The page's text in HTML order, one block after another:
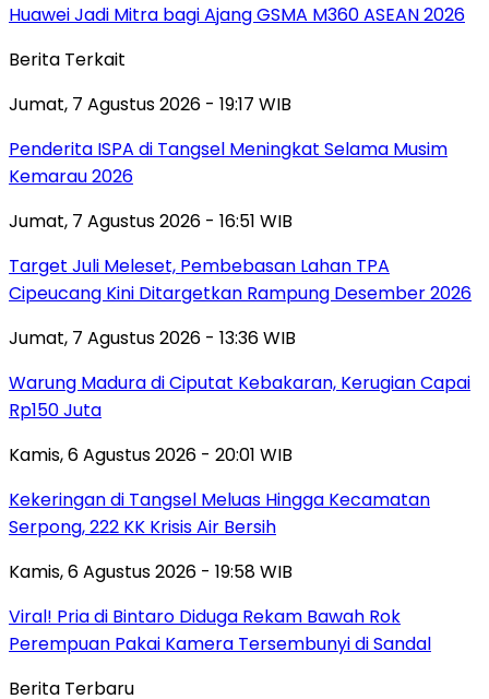
Huawei Jadi Mitra bagi Ajang GSMA M360 ASEAN 2026
Berita Terkait
Jumat, 7 Agustus 2026 - 19:17 WIB
Penderita ISPA di Tangsel Meningkat Selama Musim
Kemarau 2026
Jumat, 7 Agustus 2026 - 16:51 WIB
Target Juli Meleset, Pembebasan Lahan TPA
Cipeucang Kini Ditargetkan Rampung Desember 2026
Jumat, 7 Agustus 2026 - 13:36 WIB
Warung Madura di Ciputat Kebakaran, Kerugian Capai
Rp150 Juta
Kamis, 6 Agustus 2026 - 20:01 WIB
Kekeringan di Tangsel Meluas Hingga Kecamatan
Serpong, 222 KK Krisis Air Bersih
Kamis, 6 Agustus 2026 - 19:58 WIB
Viral! Pria di Bintaro Diduga Rekam Bawah Rok
Perempuan Pakai Kamera Tersembunyi di Sandal
Berita Terbaru